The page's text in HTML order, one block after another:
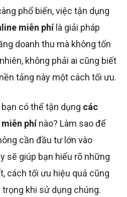
phổ biến, việc tận dụng
miễn phílà giải pháp
doanh thu mà không tốn
không phải ai cũng biết
tảng này một cách tối ưu.
có thể tận dụng các
miễn phínào? Làm sao để
cần đầu tư lớn vào
sẽ giúp bạn hiểu rõ những
cách tối ưu hiệu quả cũng
khi sử dụng chúng.